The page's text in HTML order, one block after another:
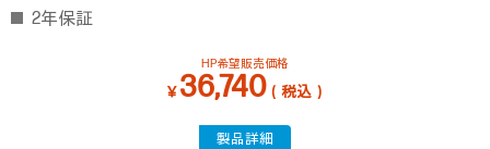
2年保証
HP希望販売価格
￥36,740（税込）
製品詳細